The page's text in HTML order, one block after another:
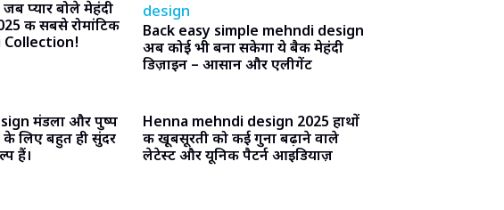
प्यार बोले मेहंदी
की सबसे रोमांटिक
Back easy simple mehndi design
अब कोई भी बना सकेगा ये बैक मेहंदी
डिज़ाइन – आसान और एलीगेंट
मंडला और पुष्प
के लिए बहुत ही सुंदर
हैं।
Henna mehndi design 2025 हाथों
की खूबसूरती को कई गुना बढ़ाने वाले
लेटेस्ट और यूनिक पैटर्न आइडियाज़